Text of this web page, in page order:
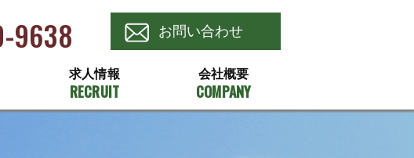
9638 お問い合わせ
求人情報
RECRUIT
会社概要
COMPANY